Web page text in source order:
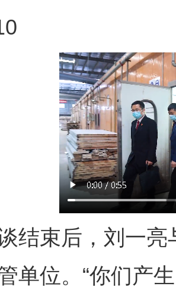
束后，刘一亮
单位。“你们产